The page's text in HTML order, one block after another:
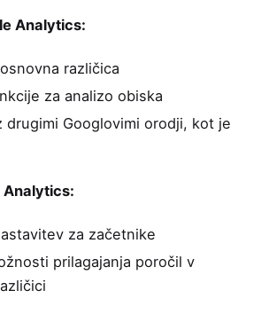
Analytics:
različica
za analizo obiska
drugimi Googlovimi orodji, kot je
Analytics:
za začetnike
prilagajanja poročil v